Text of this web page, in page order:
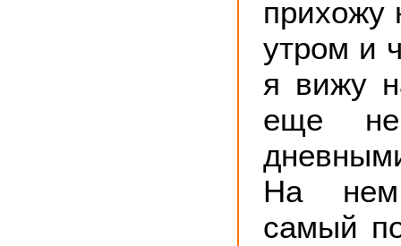
прихожу
утром и
я вижу
еще не
На
самый